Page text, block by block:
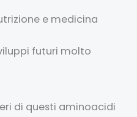
e medicina
futuri molto
di questi aminoacidi